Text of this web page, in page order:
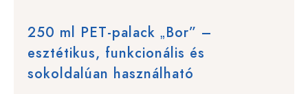
250 ml PET-palack „Bor” –
esztétikus, funkcionális és
sokoldalúan használható